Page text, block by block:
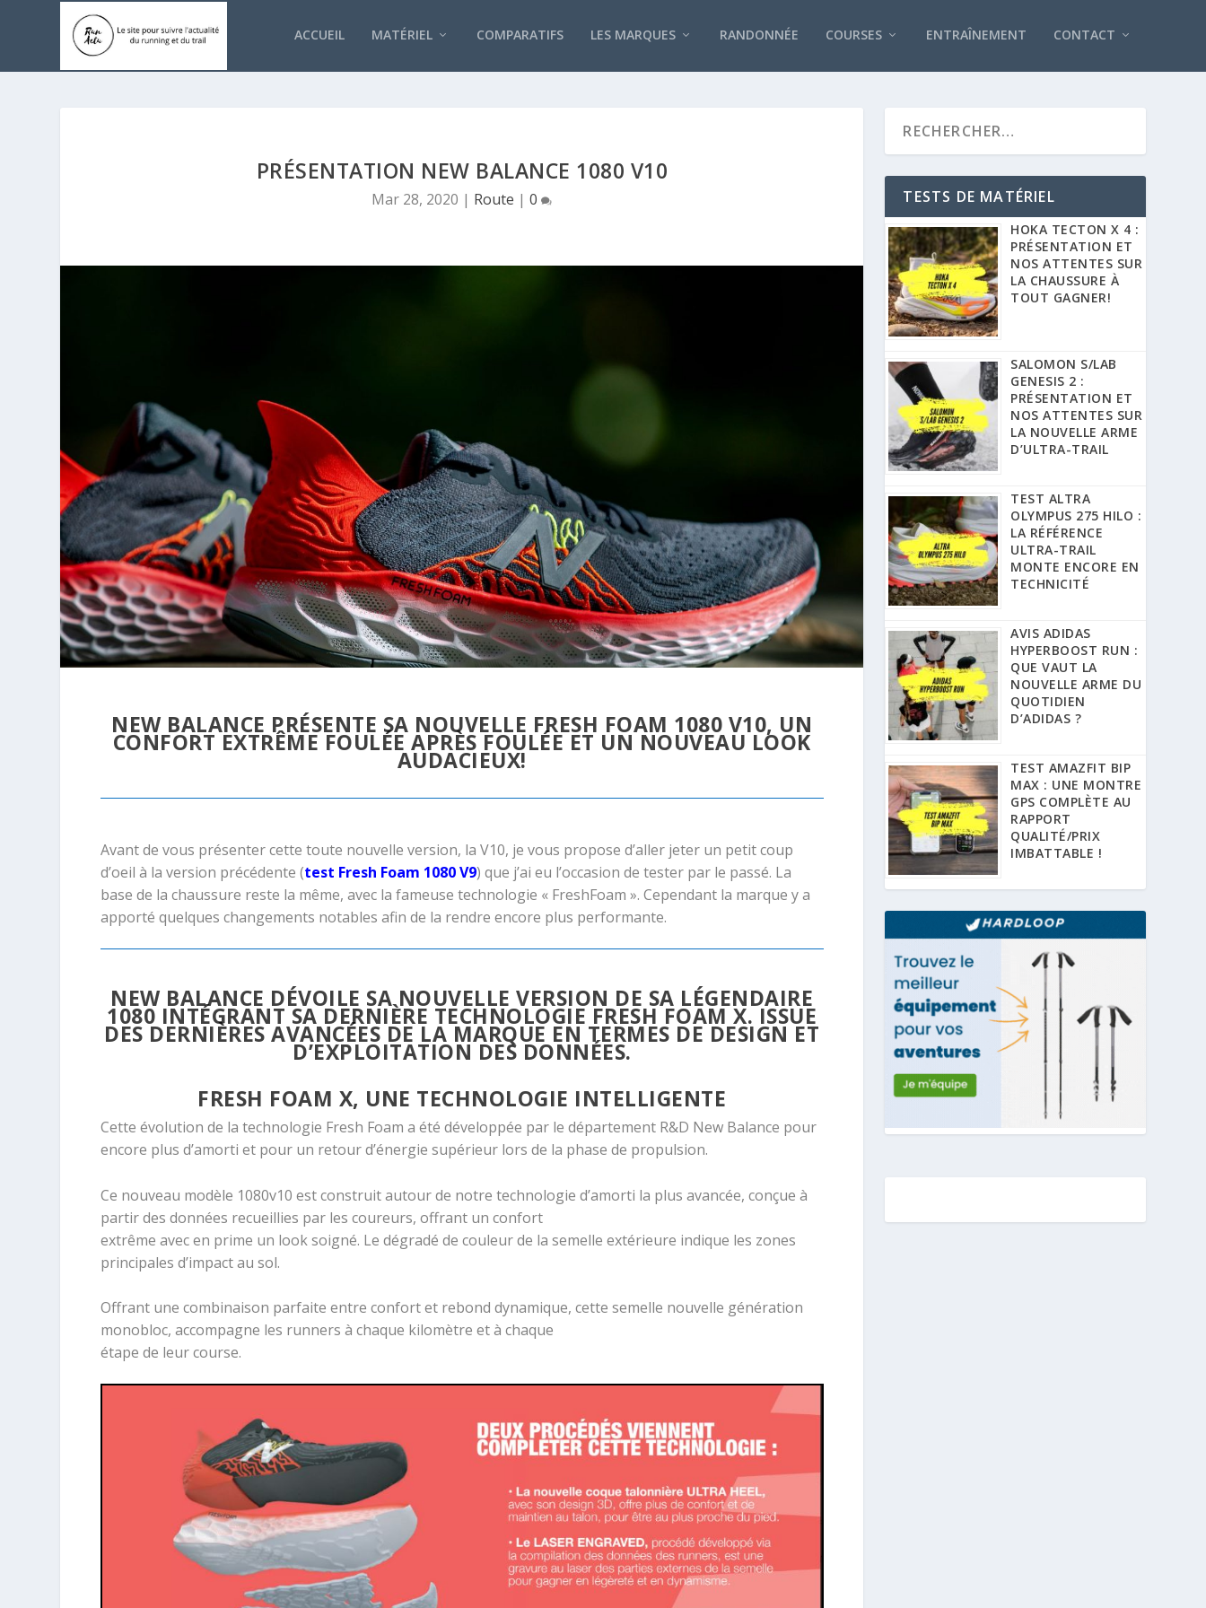
ACCUEIL MATÉRIEL COMPARATIFS LES MARQUES RANDONNÉE COURSES ENTRAÎNEMENT CONTACT
PRÉSENTATION NEW BALANCE 1080 V10
Mar 28, 2020 | Route |0
NEW BALANCE PRÉSENTE SA NOUVELLE FRESH FOAM 1080 V10, UN
CONFORT EXTRÊME FOULÉE APRÈS FOULÉE ET UN NOUVEAU LOOK
AUDACIEUX!
Avant de vous présenter cette toute nouvelle version, la V10, je vous propose d’aller jeter un petit coup
d’oeil à la version précédente (test Fresh Foam 1080 V9) que j’ai eu l’occasion de tester par le passé. La
base de la chaussure reste la même, avec la fameuse technologie « FreshFoam ». Cependant la marque y a
apporté quelques changements notables afin de la rendre encore plus performante.
NEW BALANCE DÉVOILE SA NOUVELLE VERSION DE SA LÉGENDAIRE
1080 INTÉGRANT SA DERNIÈRE TECHNOLOGIE FRESH FOAM X. ISSUE
DES DERNIÈRES AVANCÉES DE LA MARQUE EN TERMES DE DESIGN ET
D’EXPLOITATION DES DONNÉES.
FRESH FOAM X, UNE TECHNOLOGIE INTELLIGENTE
Cette évolution de la technologie Fresh Foam a été développée par le département R&D New Balance pour
encore plus d’amorti et pour un retour d’énergie supérieur lors de la phase de propulsion.
Ce nouveau modèle 1080v10 est construit autour de notre technologie d’amorti la plus avancée, conçue à
partir des données recueillies par les coureurs, offrant un confort
extrême avec en prime un look soigné. Le dégradé de couleur de la semelle extérieure indique les zones
principales d’impact au sol.
Offrant une combinaison parfaite entre confort et rebond dynamique, cette semelle nouvelle génération
monobloc, accompagne les runners à chaque kilomètre et à chaque
étape de leur course.
TESTS DE MATÉRIEL
HOKA TECTON X 4 :
PRÉSENTATION ET
NOS ATTENTES SUR
LA CHAUSSURE À
TOUT GAGNER!
SALOMON S/LAB
GENESIS 2 :
PRÉSENTATION ET
NOS ATTENTES SUR
LA NOUVELLE ARME
D’ULTRA-TRAIL
TEST ALTRA
OLYMPUS 275 HILO :
LA RÉFÉRENCE
ULTRA-TRAIL
MONTE ENCORE EN
TECHNICITÉ
AVIS ADIDAS
HYPERBOOST RUN :
QUE VAUT LA
NOUVELLE ARME DU
QUOTIDIEN
D’ADIDAS ?
TEST AMAZFIT BIP
MAX : UNE MONTRE
GPS COMPLÈTE AU
RAPPORT
QUALITÉ/PRIX
IMBATTABLE !